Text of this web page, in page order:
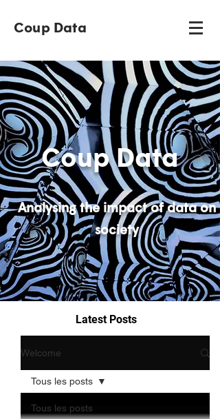
Coup Data
Latest Posts
Welcome
Tous les posts
Tous les posts
Coup Data
Analysing the impact of data on
society